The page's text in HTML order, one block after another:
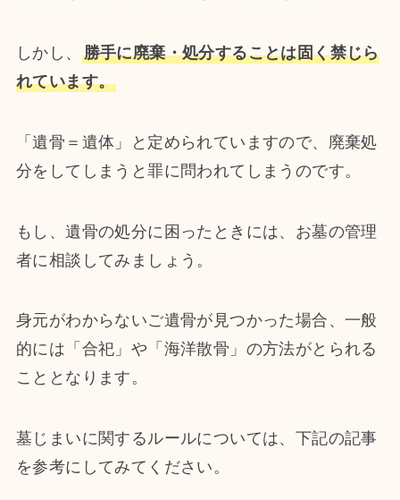
しかし、 勝手に廃棄・処分することは固く禁じら
れています。
「遺骨＝遺体」と定められていますので、廃棄処
分をしてしまうと罪に問われてしまうのです。
もし、遺骨の処分に困ったときには、お墓の管理
者に相談してみましょう。
身元がわからないご遺骨が見つかった場合、一般
的には「合祀」や「海洋散骨」の方法がとられる
こととなります。
墓じまいに関するルールについては、下記の記事
を参考にしてみてください。